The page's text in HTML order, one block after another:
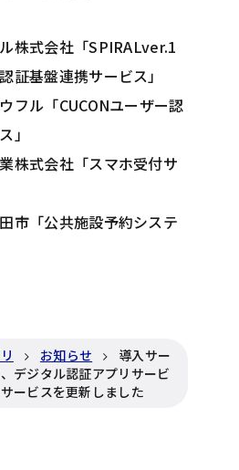
株式会社「SPIRALver.1
証基盤連携サービス」
フル「CUCONユーザー認
」
株式会社「スマホ受付サ
市「公共施設予約システ
お知らせ
導入サー
デジタル認証アプリサービ
ービスを更新しました